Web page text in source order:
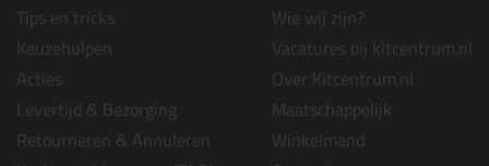
Tips en tricks
Keuzehulpen
Acties
Levertijd & Bezorging
Retourneren & Annuleren
Wie wij zijn?
Vacatures bij kitcentrum.nl
Over Kitcentrum.nl
Maatschappelijk
Winkelmand